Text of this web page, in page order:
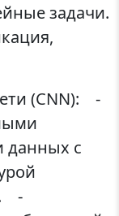
задачи.
(CNN): -
данных с
-